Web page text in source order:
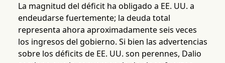
La magnitud del déficit ha obligado a EE. UU. a
endeudarse fuertemente; la deuda total
representa ahora aproximadamente seis veces
los ingresos del gobierno. Si bien las advertencias
sobre los déficits de EE. UU. son perennes, Dalio